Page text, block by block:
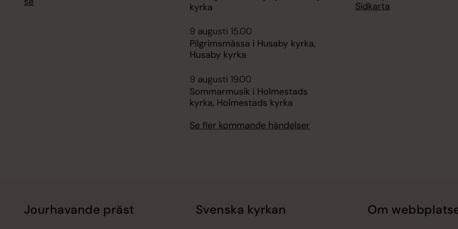
kyrka
9 augusti 15.00
Pilgrimsmässa i Husaby kyrka,
Husaby kyrka
9 augusti 19.00
Sommarmusik i Holmestads
kyrka, Holmestads kyrka
Se fler kommande händelser
Sidkarta
Jourhavande präst Svenska kyrkan Om